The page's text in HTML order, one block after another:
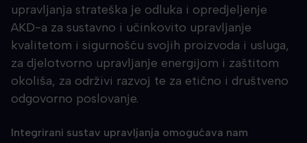
upravljanja strateška je odluka i opredjeljenje
AKD-a za sustavno i učinkovito upravljanje
kvalitetom i sigurnošću svojih proizvoda i usluga,
za djelotvorno upravljanje energijom i zaštitom
okoliša, za održivi razvoj te za etično i društveno
odgovorno poslovanje.
Integrirani sustav upravljanja omogućava nam